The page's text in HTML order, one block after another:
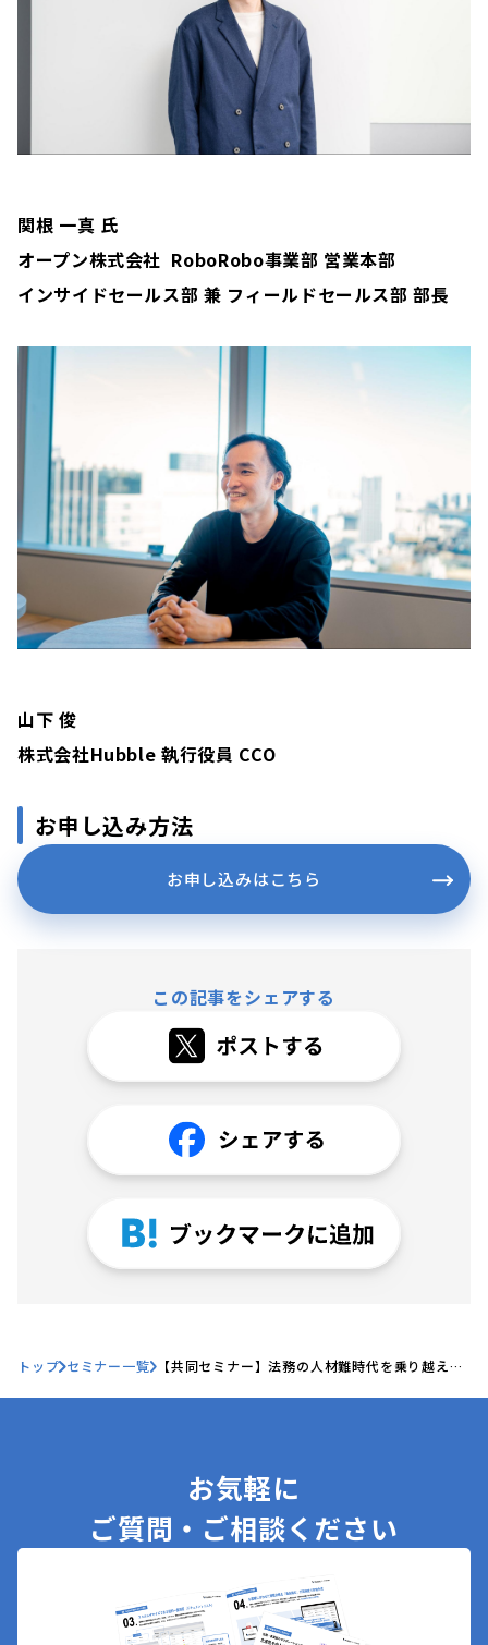
関根 一真 氏
オープン株式会社 RoboRobo事業部 営業本部
インサイドセールス部 兼 フィールドセールス部 部長
山下 俊
株式会社Hubble 執行役員 CCO
お申し込み方法
お申し込みはこちら
この記事をシェアする
トップ セミナー一覧 【共同セミナー】法務の人材難時代を乗り越える-
お気軽に
ご質問・ご相談ください